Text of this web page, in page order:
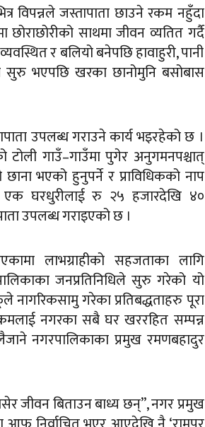
विपन्नले जस्तापाता छाउने रकम नहुँदा
साथमा जीवन व्यतित गर्दै
र बलियो बनेपछि हावाहुरी, पानी
सुरु भएपछि खरका छानोमुनि बसोबास
उपलब्ध गराउने कार्य भइरहेको छ ।
टोली गाउँ–गाउँमा पुगेर अनुगमनपश्चात्
भएको हुनुपर्ने र प्राविधिकको नाप
एक घरधुरीलाई रु २५ हजारदेखि ४०
उपलब्ध गराइएको छ ।
लाभग्राहीको सहजताका लागि
जनप्रतिनिधिले सुरु गरेको यो
नागरिकसामु गरेका प्रतिबद्धताहरु पूरा
नगरका सबै घर खररहित सम्पन्न
नगरपालिकाका प्रमुख रमणबहादुर
जीवन बिताउन बाध्य छन्”, नगर प्रमुख